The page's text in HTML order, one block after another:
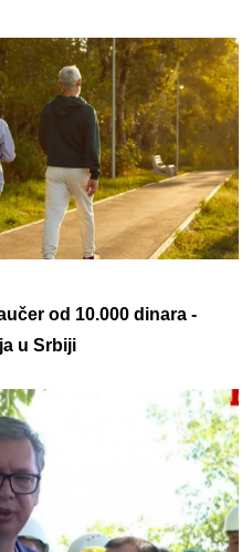
od 10.000 dinara -
u Srbiji